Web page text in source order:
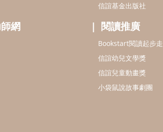
網
信誼基金出版社
閱讀推廣
Bookstart閱讀起步走
信誼幼兒文學獎
信誼兒童動畫獎
小袋鼠說故事劇團